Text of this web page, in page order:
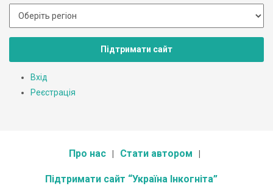
Підтримати сайт
Вхід
Реєстрація
Про нас Стати автором
Підтримати сайт “Україна Інкогніта”